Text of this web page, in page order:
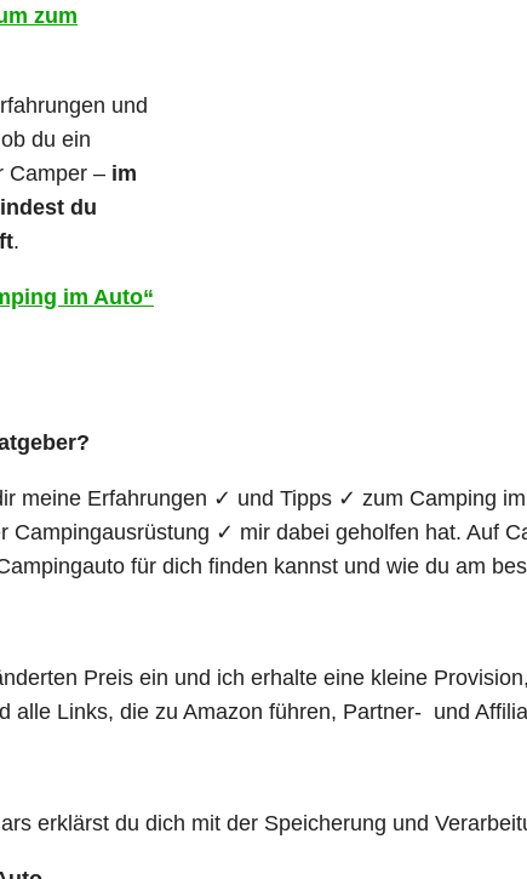
zum
und
du ein
Camper – im
du
.
im Auto“
meine Erfahrungen ✓ und Tipps ✓ zum Camping
Campingausrüstung ✓ mir dabei geholfen hat. Auf
für dich finden kannst und wie du am
Preis ein und ich erhalte eine kleine
alle Links, die zu Amazon führen, Partner- und
erklärst du dich mit der Speicherung und